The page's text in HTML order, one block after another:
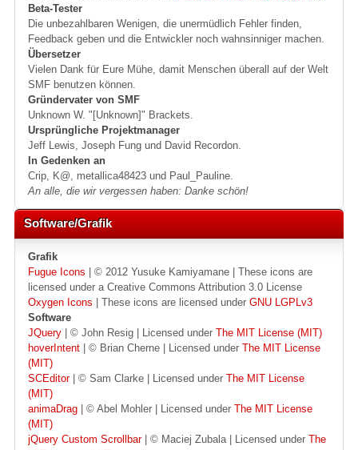
Beta-Tester
Die unbezahlbaren Wenigen, die unermüdlich Fehler finden,
Feedback geben und die Entwickler noch wahnsinniger machen.
Übersetzer
Vielen Dank für Eure Mühe, damit Menschen überall auf der Welt
SMF benutzen können.
Gründervater von SMF
Unknown W. "[Unknown]" Brackets.
Ursprüngliche Projektmanager
Jeff Lewis, Joseph Fung und David Recordon.
In Gedenken an
Crip, K@, metallica48423 und Paul_Pauline.
An alle, die wir vergessen haben: Danke schön!
Software/Grafik
Grafik
Fugue Icons | © 2012 Yusuke Kamiyamane | These icons are
licensed under a Creative Commons Attribution 3.0 License
Oxygen Icons | These icons are licensed under GNU LGPLv3
Software
JQuery | © John Resig | Licensed under The MIT License (MIT)
hoverIntent | © Brian Cherne | Licensed under The MIT License
(MIT)
SCEditor| © Sam Clarke | Licensed under The MIT License
(MIT)
animaDrag | © Abel Mohler | Licensed under The MIT License
(MIT)
jQuery Custom Scrollbar| © Maciej Zubala | Licensed under The